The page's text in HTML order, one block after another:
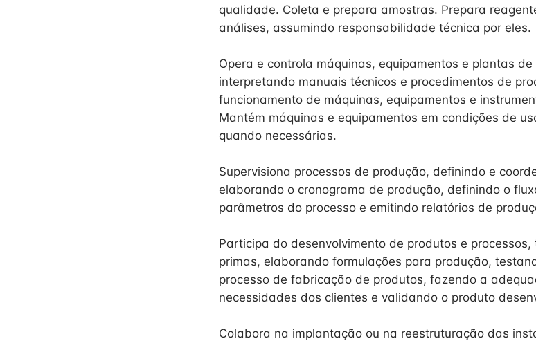
qualidade. Coleta e prepara amostras. Prepara
análises, assumindo responsabilidade técnica por eles.
Opera e controla máquinas, equipamentos e plantas
interpretando manuais técnicos e procedimentos de
funcionamento de máquinas, equipamentos e
Mantém máquinas e equipamentos em condições de
quando necessárias.
Supervisiona processos de produção, definindo e
elaborando o cronograma de produção, definindo o
parâmetros do processo e emitindo relatórios de
Participa do desenvolvimento de produtos e
primas, elaborando formulações para produção,
processo de fabricação de produtos, fazendo a
necessidades dos clientes e validando o produto
Colabora na implantação ou na reestruturação das